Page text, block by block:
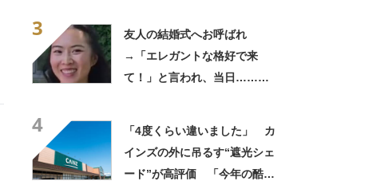
3
友人の結婚式へお呼ばれ
→「エレガントな格好で来
て！」と言われ、当日……ま
4
「4度くらい違いました」 カ
インズの外に吊るす“遮光シェ
ード”が高評価 「今年の酷暑